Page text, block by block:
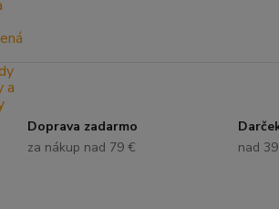
Doprava zadarmo
za nákup nad 79 €
nad